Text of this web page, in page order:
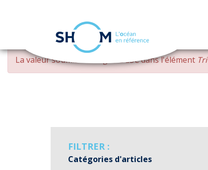
Aller
contenu
MESSAGE
D'ERREUR
La valeur soumise changed DESCdans l'élément
FILTRER :
Catégories d'articles